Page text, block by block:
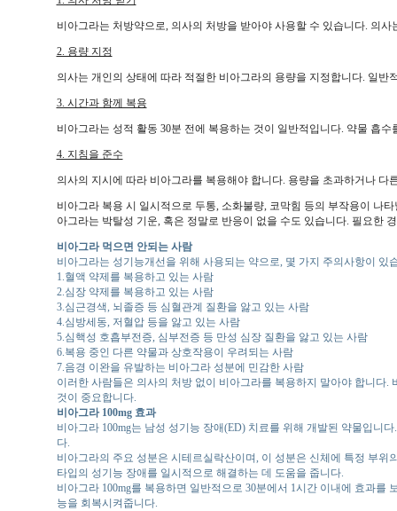
비아그라는 처방약으로, 의사의 처방을 받아야 사용할 수 있습니다. 의
2. 용량 지정
의사는 개인의 상태에 따라 적절한 비아그라의 용량을 지정합니다. 일반
3. 시간과 함께 복용
비아그라는 성적 활동 30분 전에 복용하는 것이 일반적입니다. 약물 흡
4. 지침을 준수
의사의 지시에 따라 비아그라를 복용해야 합니다. 용량을 초과하거나
비아그라 복용 시 일시적으로 두통, 소화불량, 코막힘 등의 부작용이 나
아그라는 박탈성 기운, 혹은 정말로 반응이 없을 수도 있습니다. 필요한
비아그라 먹으면 안되는 사람
비아그라는 성기능개선을 위해 사용되는 약으로, 몇 가지 주의사항이
1.혈액 약제를 복용하고 있는 사람
2.심장 약제를 복용하고 있는 사람
3.심근경색, 뇌졸증 등 심혈관계 질환을 앓고 있는 사람
4.심방세동, 저혈압 등을 앓고 있는 사람
5.심핵성 호흡부전증, 심부전증 등 만성 심장 질환을 앓고 있는 사람
6.복용 중인 다른 약물과 상호작용이 우려되는 사람
7.음경 이완을 유발하는 비아그라 성분에 민감한 사람
이러한 사람들은 의사의 처방 없이 비아그라를 복용하지 말아야 합니다
것이 중요합니다.
비아그라 100mg 효과
비아그라 100mg는 남성 성기능 장애(ED) 치료를 위해 개발된 약물입니
다.
비아그라의 주요 성분은 시테르실락산이며, 이 성분은 신체에 특정 부
타입의 성기능 장애를 일시적으로 해결하는 데 도움을 줍니다.
비아그라 100mg를 복용하면 일반적으로 30분에서 1시간 이내에 효과
능을 회복시켜줍니다.